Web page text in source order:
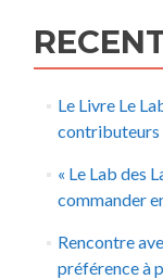
Le Livre Le
contributeurs
« Le Lab des
commander
Rencontre
préférence à